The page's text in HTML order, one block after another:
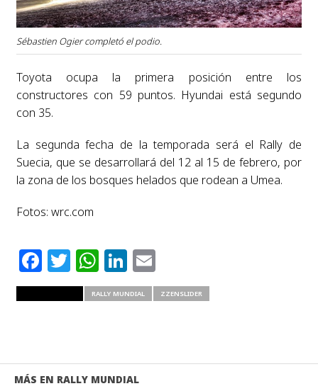
Sébastien Ogier completó el podio.
Toyota ocupa la primera posición entre los
constructores con 59 puntos. Hyundai está segundo
con 35.
La segunda fecha de la temporada será el Rally de
Suecia, que se desarrollará del 12 al 15 de febrero, por
la zona de los bosques helados que rodean a Umea.
Fotos: wrc.com
Facebook
Twitter
WhatsApp
LinkedIn
Email
RALLY MUNDIAL ZZENSLIDER
MÁS EN RALLY MUNDIAL